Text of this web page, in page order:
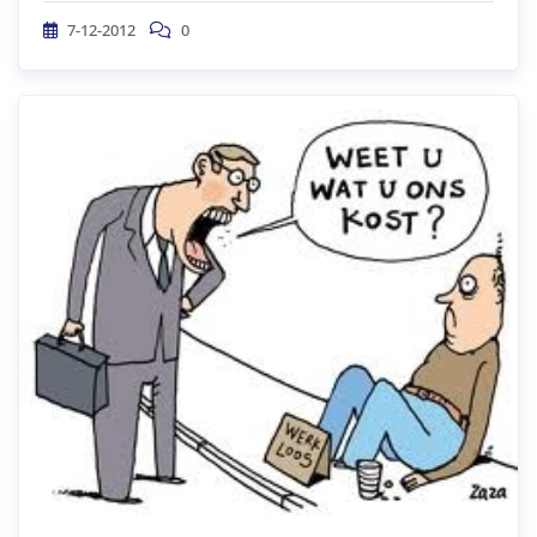
7-12-2012 0